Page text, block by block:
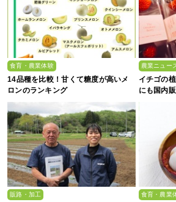
食育・農業体験
14品種を比較！甘くて糖度が高いメ
ロンのランキング
農業ニュー
イチゴの
にも国内
販路・加工 食育・農業